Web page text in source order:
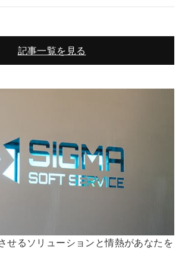
記事一覧を見る
せるソリューションと情熱があなたを